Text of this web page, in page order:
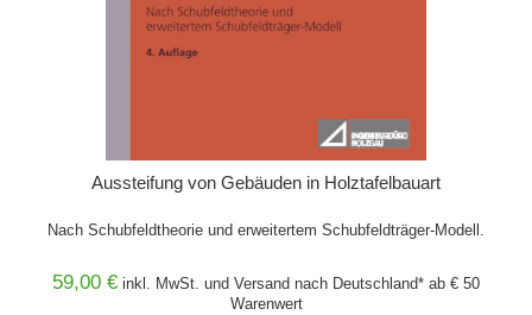
Aussteifung von Gebäuden in Holztafelbauart
Nach Schubfeldtheorie und erweitertem Schubfeldträger-Modell.
59,00 € inkl. MwSt. und Versand nach Deutschland* ab € 50
Warenwert